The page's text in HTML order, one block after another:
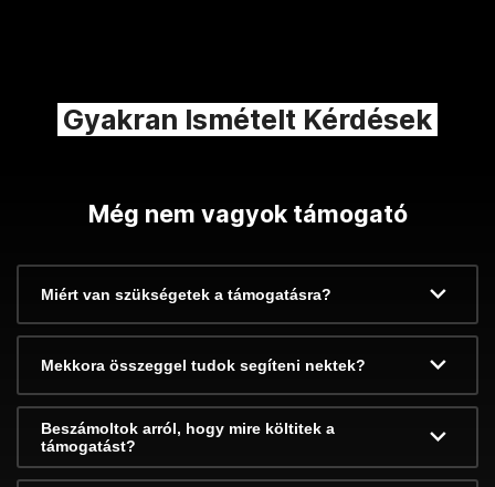
Gyakran Ismételt Kérdések
Még nem vagyok támogató
Miért van szükségetek a támogatásra?
Mekkora összeggel tudok segíteni nektek?
Beszámoltok arról, hogy mire költitek a
támogatást?